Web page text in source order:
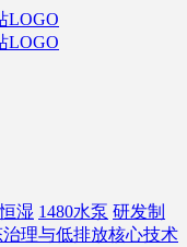
湿 1480水泵 研发制
理与低排放核心技术